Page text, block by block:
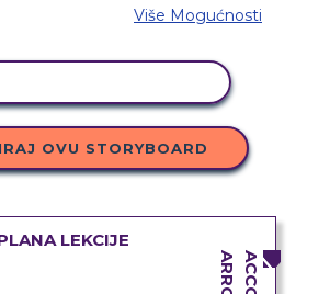
Više Mogućnosti
OVU STORYBOARD
LEKCIJE